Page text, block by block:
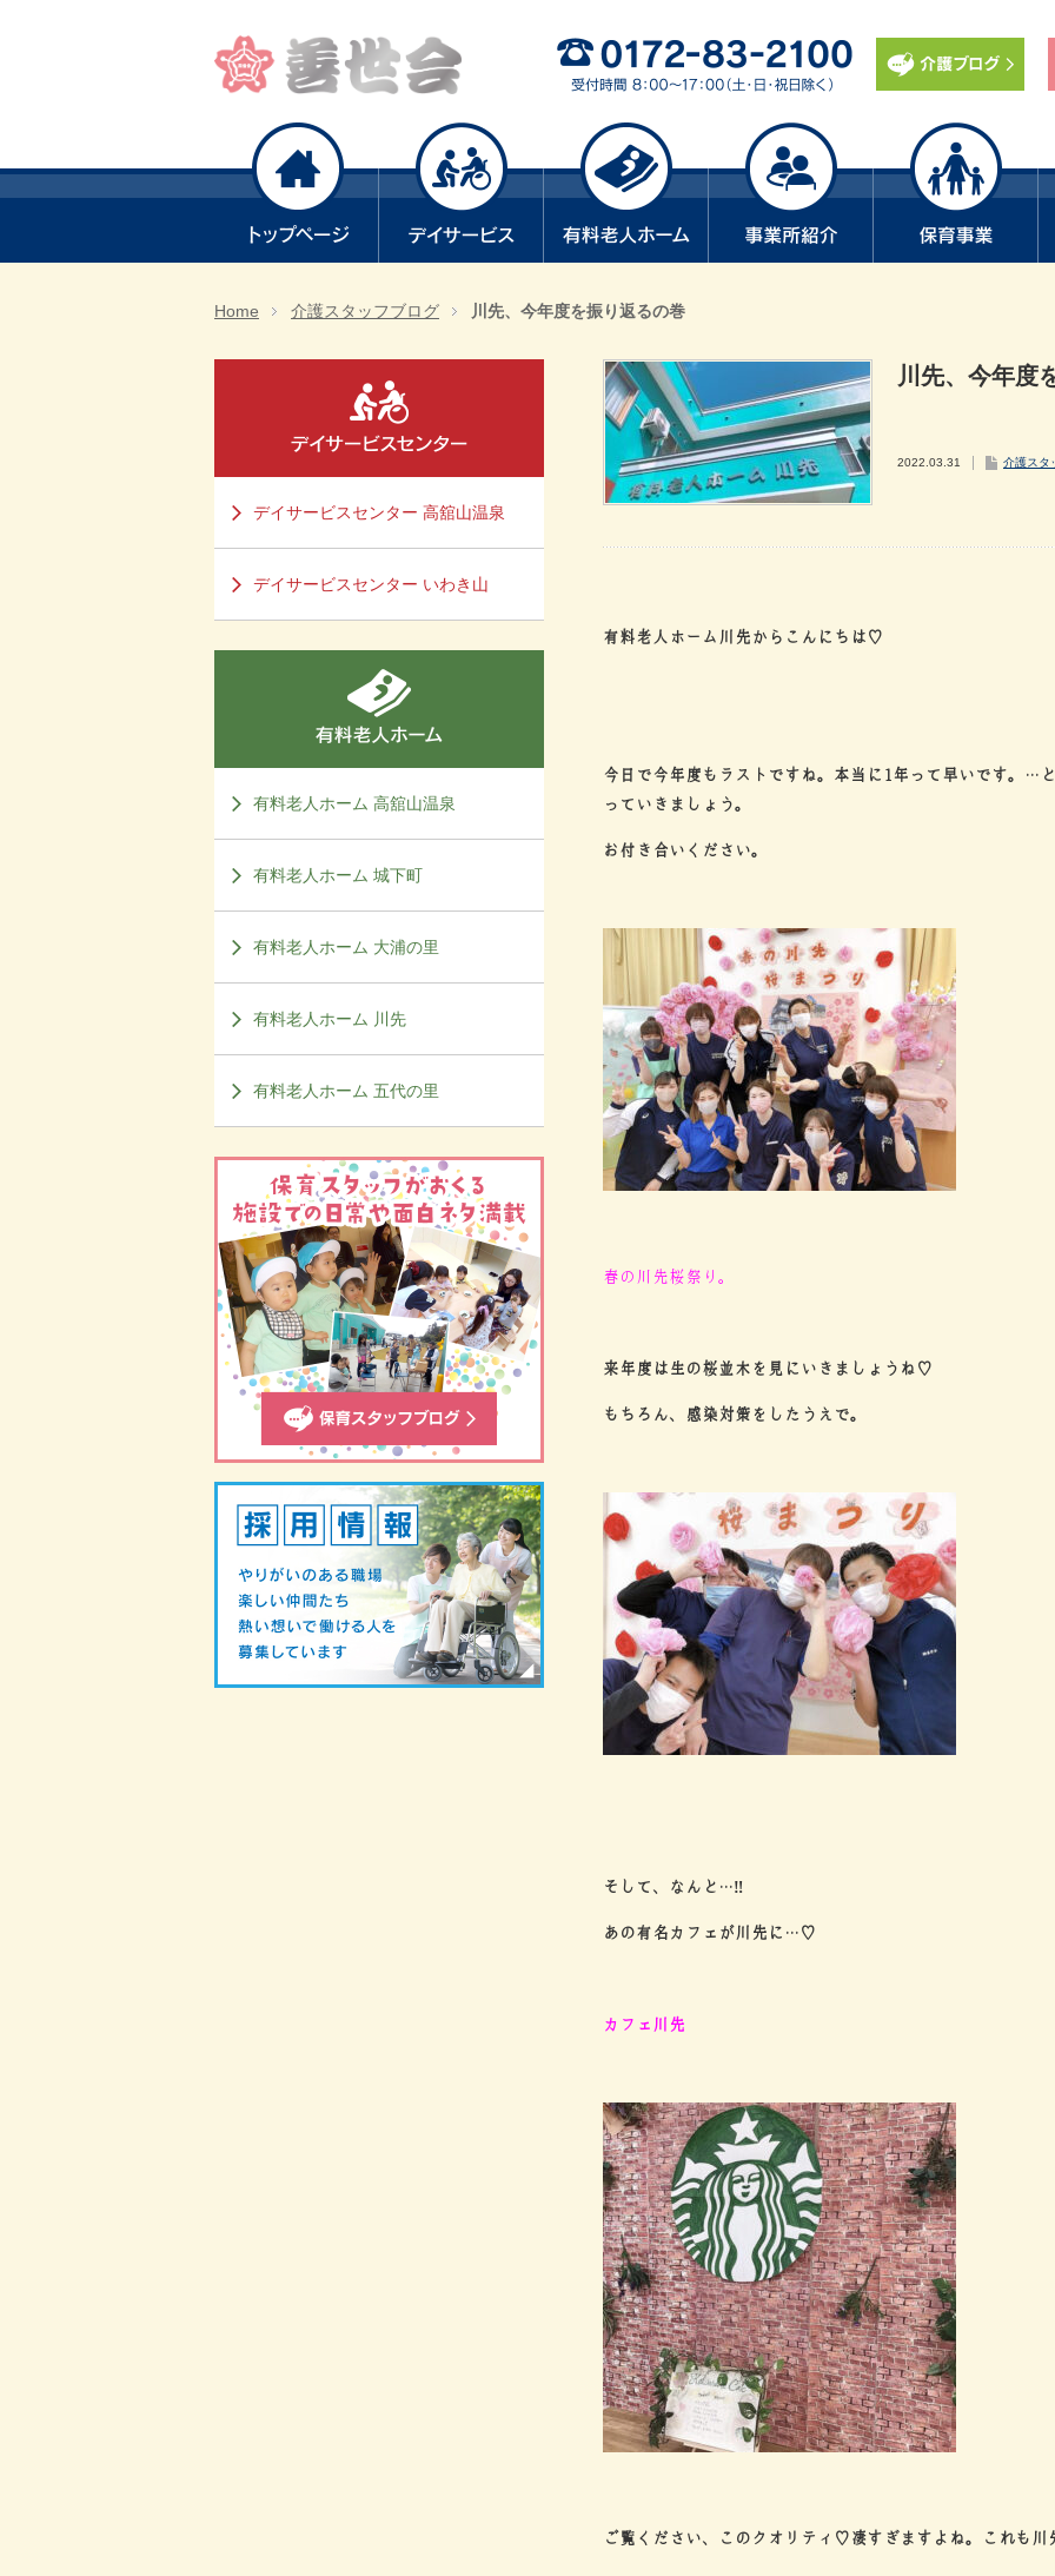
Home 介護スタッフブログ 川先、今年度を振り返るの巻
川先、今年度
2022.03.31 介護スタ
有料老人ホーム川先からこんにちは♡
今日で今年度もラストですね。本当に1年って早いです。…
っていきましょう。
お付き合いください。
春の川先桜祭り。
来年度は生の桜並木を見にいきましょうね♡
もちろん、感染対策をしたうえで。
そして、なんと…‼︎
あの有名カフェが川先に…♡
カフェ川先
ご覧ください、このクオリティ♡凄すぎますよね。これも川
デイサービスセンター 高舘山温泉
デイサービスセンター いわき山
有料老人ホーム 高舘山温泉
有料老人ホーム 城下町
有料老人ホーム 大浦の里
有料老人ホーム 川先
有料老人ホーム 五代の里